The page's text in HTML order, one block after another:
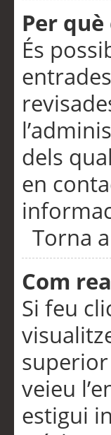
Per
És
dels
en
Torna
Com
Si feu
veieu
estigui